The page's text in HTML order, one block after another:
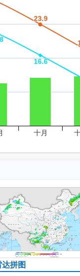
23.9
23.9
16.6
16.6
十月
拼图